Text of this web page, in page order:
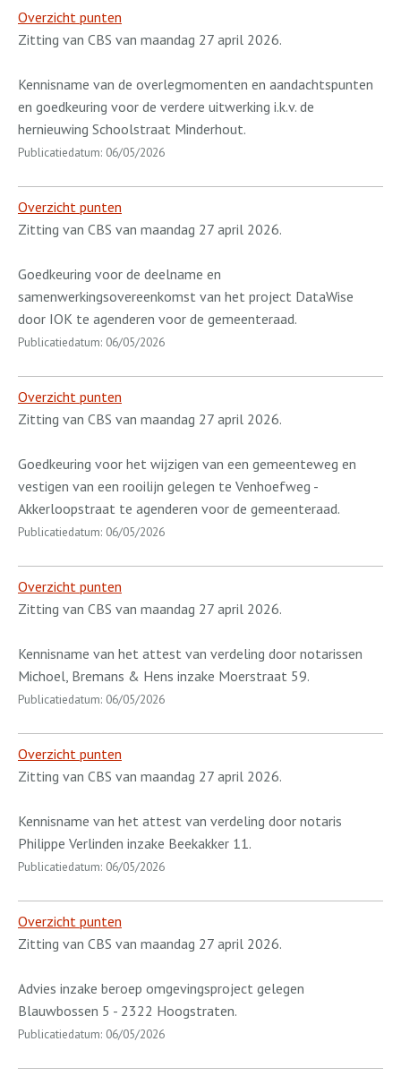
Overzicht punten
Zitting van CBS van maandag 27 april 2026.
Kennisname van de overlegmomenten en aandachtspunten
en goedkeuring voor de verdere uitwerking i.k.v. de
hernieuwing Schoolstraat Minderhout.
Publicatiedatum: 06/05/2026
Overzicht punten
Zitting van CBS van maandag 27 april 2026.
Goedkeuring voor de deelname en
samenwerkingsovereenkomst van het project DataWise
door IOK te agenderen voor de gemeenteraad.
Publicatiedatum: 06/05/2026
Overzicht punten
Zitting van CBS van maandag 27 april 2026.
Goedkeuring voor het wijzigen van een gemeenteweg en
vestigen van een rooilijn gelegen te Venhoefweg -
Akkerloopstraat te agenderen voor de gemeenteraad.
Publicatiedatum: 06/05/2026
Overzicht punten
Zitting van CBS van maandag 27 april 2026.
Kennisname van het attest van verdeling door notarissen
Michoel, Bremans & Hens inzake Moerstraat 59.
Publicatiedatum: 06/05/2026
Overzicht punten
Zitting van CBS van maandag 27 april 2026.
Kennisname van het attest van verdeling door notaris
Philippe Verlinden inzake Beekakker 11.
Publicatiedatum: 06/05/2026
Overzicht punten
Zitting van CBS van maandag 27 april 2026.
Advies inzake beroep omgevingsproject gelegen
Blauwbossen 5 - 2322 Hoogstraten.
Publicatiedatum: 06/05/2026